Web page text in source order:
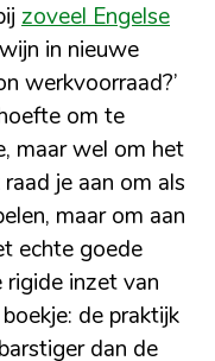
zoveel Engelse
in nieuwe
werkvoorraad?’
om te
maar wel om het
je aan om als
maar om aan
echte goede
rigide inzet van
de praktijk
dan de